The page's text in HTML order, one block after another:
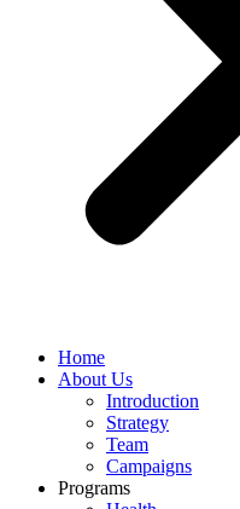
Home
About Us
Introduction
Strategy
Team
Campaigns
Programs